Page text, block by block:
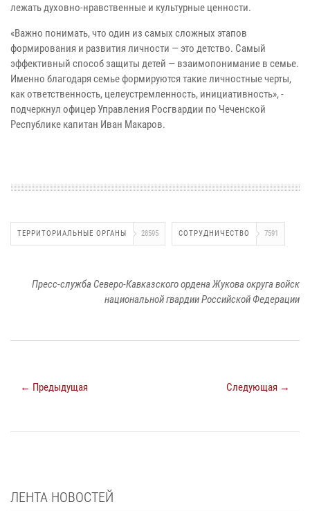
лежать духовно-нравственные и культурные ценности.
«Важно понимать, что один из самых сложных этапов
формирования и развития личности — это детство. Самый
эффективный способ защиты детей — взаимопонимание в семье.
Именно благодаря семье формируются такие личностные черты,
как ответственность, целеустремленность, инициативность», -
подчеркнул офицер Управления Росгвардии по Чеченской
Республике капитан Иван Макаров.
ТЕРРИТОРИАЛЬНЫЕ ОРГАНЫ 28595 СОТРУДНИЧЕСТВО 7591
Пресс-служба Северо-Кавказского ордена Жукова округа войск
национальной гвардии Российской Федерации
← Предыдущая Следующая →
ЛЕНТА НОВОСТЕЙ